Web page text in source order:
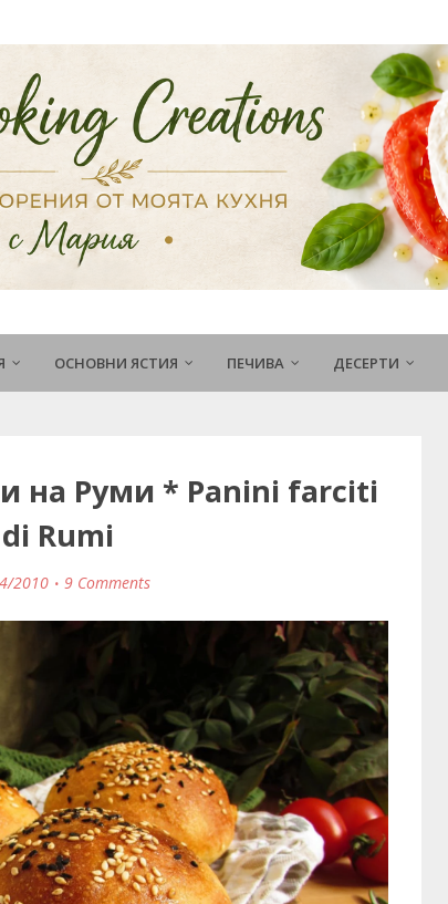
ОСНОВНИ ЯСТИЯ ПЕЧИВА ДЕСЕРТИ
на Руми * Panini farciti
di Rumi
2010 9 Comments